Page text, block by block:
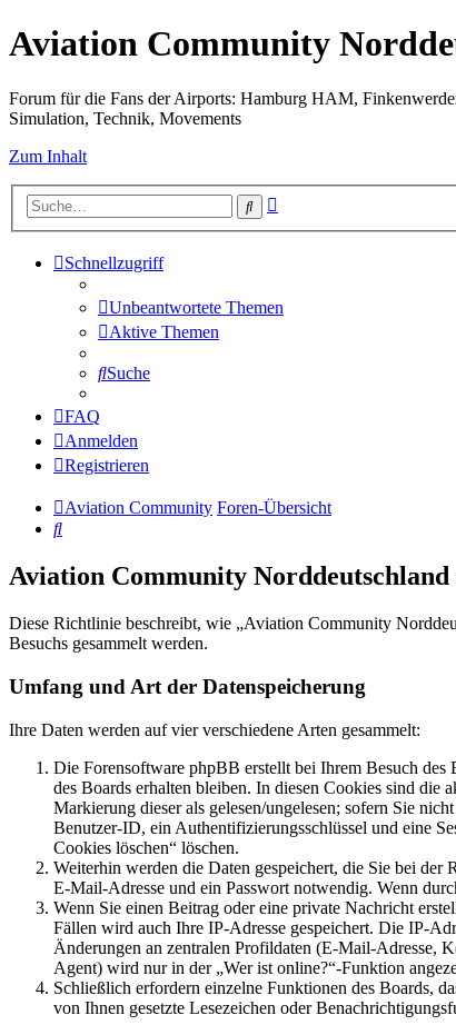
Aviation Community
Forum für die Fans der Airports: Hamburg HAM,
Simulation, Technik, Movements
Zum Inhalt
Suche
Schnellzugriff
Unbeantwortete Themen
Aktive Themen
Suche
FAQ
Anmelden
Registrieren
Aviation Community Foren-Übersicht
Suche
Aviation Community
Diese Richtlinie beschreibt, wie „Aviation Community
Besuchs gesammelt werden.
Umfang und Art der Datenspeicherung
Ihre Daten werden auf vier verschiedene Arten gesammelt:
Die Forensoftware phpBB erstellt bei Ihrem Besuch
des Boards erhalten bleiben. In diesen Cookies sind
Markierung dieser als gelesen/ungelesen; sofern Sie
Benutzer-ID, ein Authentifizierungsschlüssel und eine
Cookies löschen“ löschen.
Weiterhin werden die Daten gespeichert, die Sie bei
E-Mail-Adresse und ein Passwort notwendig. Wenn
Wenn Sie einen Beitrag oder eine private Nachricht
Fällen wird auch Ihre IP-Adresse gespeichert. Die IP-
Änderungen an zentralen Profildaten (E-Mail-Adresse,
Agent) wird nur in der „Wer ist online?“-Funktion
Schließlich erfordern einzelne Funktionen des Boards,
von Ihnen gesetzte Lesezeichen oder